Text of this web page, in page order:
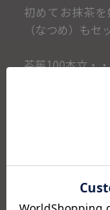
初めてお抹茶
（なつめ）もセ
茶筅100本立・
小棗（こなつ
イズで野点にも
抹茶さじ・・
ウコン布・・・
色の綿布。使い